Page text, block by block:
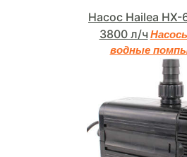
Насос Hailea HX-
3800 л/ч
водные